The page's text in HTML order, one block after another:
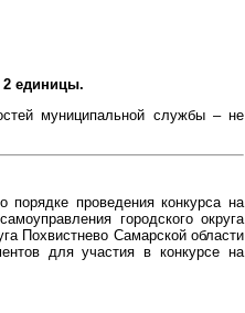
2 единицы.
муниципальной службы – не
порядке проведения конкурса на
городского округа
Похвистнево Самарской области
для участия в конкурсе на